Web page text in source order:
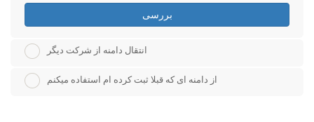
بررسی
انتقال دامنه از شرکت دیگر
از دامنه ای که قبلا ثبت کرده ام استفاده میکنم